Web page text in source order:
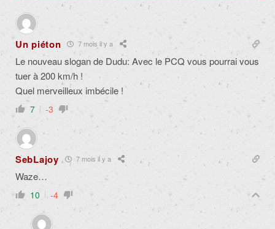
Un piéton 7 mois il y a
Le nouveau slogan de Dudu: Avec le PCQ vous pourrai vous
tuer à 200 km/h !
Quel merveilleux imbécile !
7 -3
SebLajoy 7 mois il y a
Waze…
10 -4